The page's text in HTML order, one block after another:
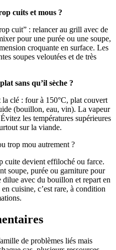
cuits et mous ?
cuit” : relancer au grill avec de
pour une purée ou une soupe,
croquante en surface. Les
soupes veloutées et de très
sans qu’il sèche ?
clé : four à 150°C, plat couvert
(bouillon, eau, vin). La vapeur
les températures supérieures
sur la viande.
trop mou autrement ?
cuite devient effiloché ou farce.
soupe, purée ou garniture pour
avec du bouillon et repart en
cuisine, c’est rare, à condition
de problèmes liés mais